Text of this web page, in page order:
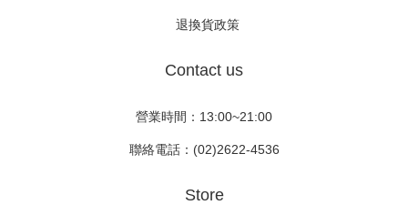
退換貨政策
Contact us
營業時間：13:00~21:00
聯絡電話：(02)2622-4536
Store